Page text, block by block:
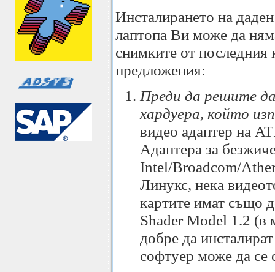
Инсталирането на
лаптопа Ви може да
снимките от последния
предложения:
Преди да решите
хардуера, който
видео адаптер на
Адаптера за
Intel/Broadcom/
Линукс, нека
картите имат също
Shader Model 1.2 (в
добре да
софтуер може да се